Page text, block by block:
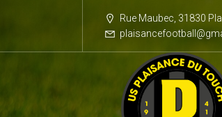
Rue Maubec, 31830